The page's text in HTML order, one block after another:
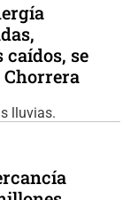
se
Chorrera
lluvias.